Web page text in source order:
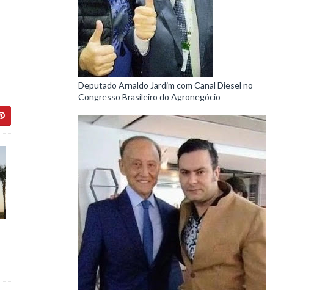
Deputado Arnaldo Jardim com Canal Diesel no
Congresso Brasileiro do Agronegócio